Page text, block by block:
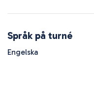
Språk på turné
Engelska